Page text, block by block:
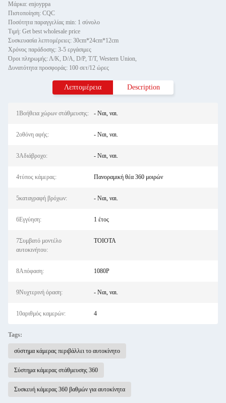
Μάρκα: enjoyppa
Πιστοποίηση: CQC
Ποσότητα παραγγελίας min: 1 σύνολο
Τιμή: Get best wholesale price
Συσκευασία λεπτομέρειες: 30cm*24cm*12cm
Χρόνος παράδοσης: 3-5 εργάσιμες
Όροι πληρωμής: Λ/Κ, D/A, D/P, T/T, Western Union,
Δυνατότητα προσφοράς: 100 σετ/12 ώρες
Λεπτομέρεια Description
1Βοήθεια χώρων στάθμευσης: - Ναι, ναι.
2οθόνη αφής: - Ναι, ναι.
3Αδιάβροχο: - Ναι, ναι.
4τύπος κάμερας: Πανοραμική θέα 360 μοιρών
5καταγραφή βρόχων: - Ναι, ναι.
6Εγγύηση: 1 έτος
7Συμβατό μοντέλο
αυτοκινήτου:
ΤΟΙΟΤΑ
8Απόφαση: 1080P
9Νυχτερινή όραση: - Ναι, ναι.
10αριθμός καμερών: 4
Tags:
σύστημα κάμερας περιβάλλει το αυτοκίνητο
Σύστημα κάμερας στάθμευσης 360
Συσκευή κάμερας 360 βαθμών για αυτοκίνητα